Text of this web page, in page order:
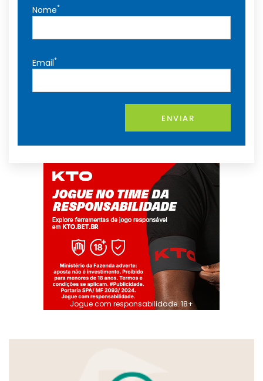
Nome*
Email*
ENVIAR
Jogue com responsabilidade. 18+